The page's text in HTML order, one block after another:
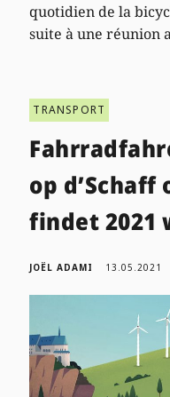
quotidien de la
suite à une réunion
TRANSPORT
op d’Schaff
findet 2021
JOËL ADAMI 13.05.2021